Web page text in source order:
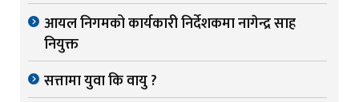
आयल निगमको कार्यकारी निर्देशकमा नागेन्द्र साह
नियुक्त
सत्तामा युवा कि वायु ?